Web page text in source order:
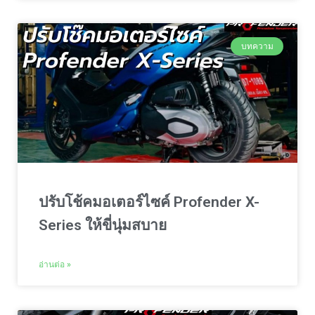
บทความ
ปรับโช้คมอเตอร์ไซค์ Profender X-
Series ให้ขี่นุ่มสบาย
อ่านต่อ »